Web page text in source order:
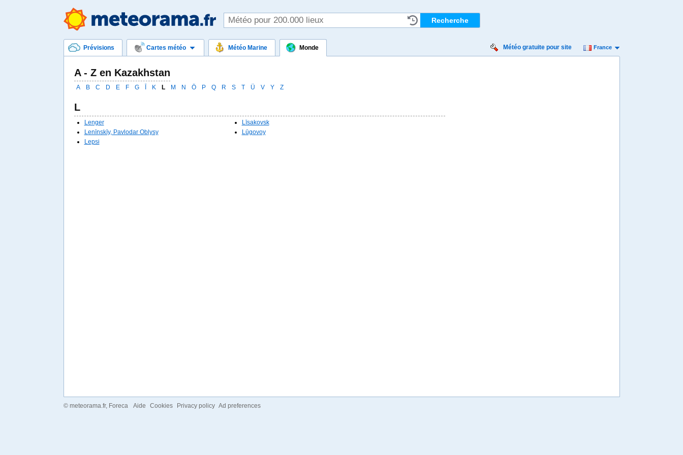
Prévisions Cartes météo Météo Marine Monde Météo gratuite pour site France
A - Z en Kazakhstan
A B C D E F G K L M N Ö P Q R S T Ü V Y Z
L
Lenger
Lenīnskīy, Pavlodar Oblysy
Lepsi
Līsakovsk
Lūgovoy
© meteorama.fr, Foreca Aide Cookies Privacy policy Ad preferences